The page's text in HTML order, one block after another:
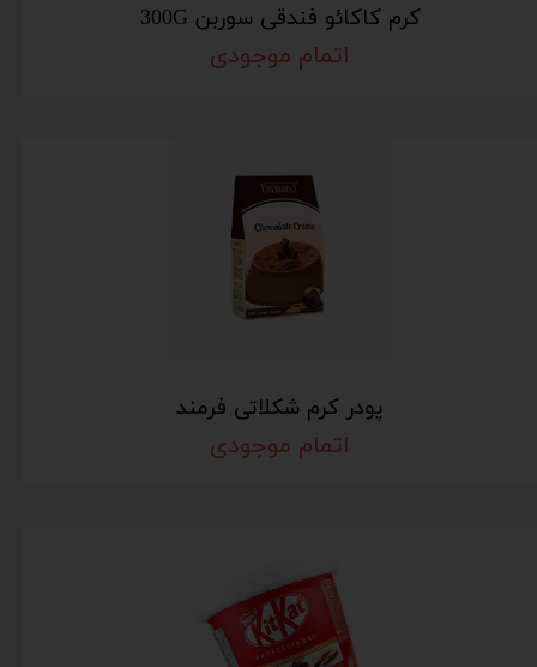
کرم کاکائو فندقی سوربن 300G
اتمام موجودی
پودر کرم شکلاتی فرمند
اتمام موجودی